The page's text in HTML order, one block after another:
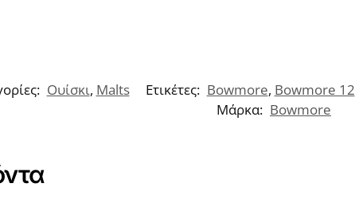
Ουίσκι, Malts Ετικέτες: Bowmore, Bowmore 12
Μάρκα: Bowmore